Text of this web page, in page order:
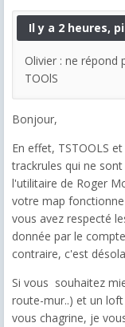
Il y a 2 heures,
Olivier : ne répond
TOOlS
Bonjour,
En effet, TSTOOLS
trackrules qui ne
l'utilitaire de Roger
votre map
vous avez respecté
donnée par le
contraire, c'est
Si vous souhaitez
route-mur..) et un
vous chagrine, je